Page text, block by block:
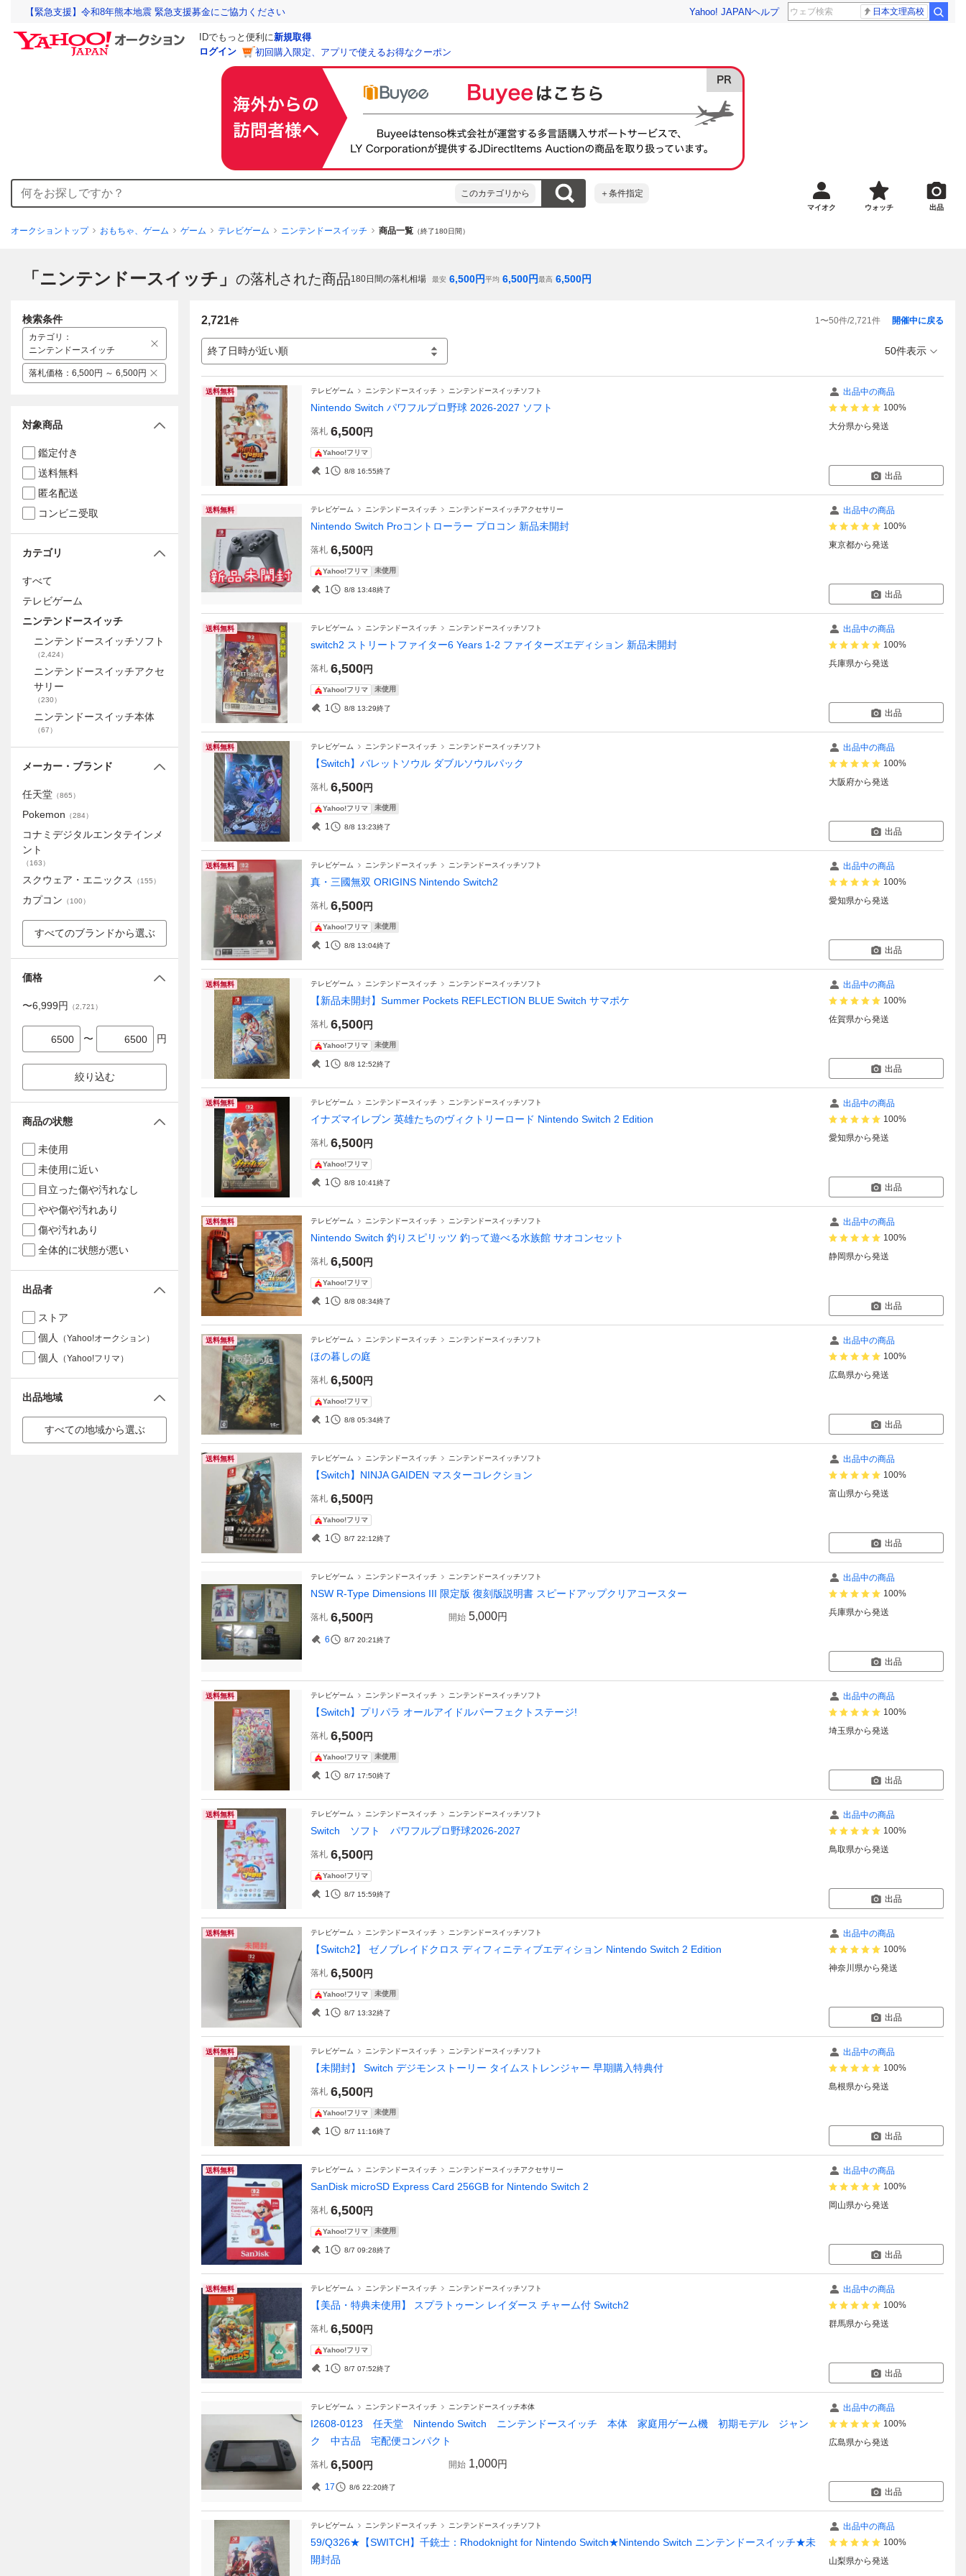
【緊急支援】令和8年熊本地震 緊急支援募金にご協力ください Yahoo! JAPANヘルプ 日本文理高校
IDでもっと便利に新規取得
ログイン
初回購入限定、アプリで使えるお得なクーポン
このカテゴリから ＋条件指定
マイオク ウォッチ 出品
オークショントップ おもちゃ、ゲーム ゲーム テレビゲーム ニンテンドースイッチ 商品一覧 （終了180日間）
「ニンテンドースイッチ」 の落札された商品180日間の落札相場 最安 6,500円平均 6,500円最高 6,500円
2,721件 1〜50件/2,721件
終了日時が近い順
開催中に戻る
50件表示
送料無料 テレビゲーム ニンテンドースイッチ ニンテンドースイッチソフト
Nintendo Switch パワフルプロ野球 2026-2027 ソフト
落札 6,500円
Yahoo!フリマ
1 8/8 16:55終了
出品中の商品
100%
大分県から発送
出品
送料無料 テレビゲーム ニンテンドースイッチ ニンテンドースイッチアクセサリー
Nintendo Switch Proコントローラー プロコン 新品未開封
落札 6,500円
Yahoo!フリマ 未使用
1 8/8 13:48終了
出品中の商品
100%
東京都から発送
出品
送料無料 テレビゲーム ニンテンドースイッチ ニンテンドースイッチソフト
switch2 ストリートファイター6 Years 1-2 ファイターズエディション 新品未開封
落札 6,500円
Yahoo!フリマ 未使用
1 8/8 13:29終了
出品中の商品
100%
兵庫県から発送
出品
送料無料 テレビゲーム ニンテンドースイッチ ニンテンドースイッチソフト
【Switch】バレットソウル ダブルソウルパック
落札 6,500円
Yahoo!フリマ 未使用
1 8/8 13:23終了
出品中の商品
100%
大阪府から発送
出品
送料無料 テレビゲーム ニンテンドースイッチ ニンテンドースイッチソフト
真・三國無双 ORIGINS Nintendo Switch2
落札 6,500円
Yahoo!フリマ 未使用
1 8/8 13:04終了
出品中の商品
100%
愛知県から発送
出品
送料無料 テレビゲーム ニンテンドースイッチ ニンテンドースイッチソフト
【新品未開封】Summer Pockets REFLECTION BLUE Switch サマポケ
落札 6,500円
Yahoo!フリマ 未使用
1 8/8 12:52終了
出品中の商品
100%
佐賀県から発送
出品
送料無料 テレビゲーム ニンテンドースイッチ ニンテンドースイッチソフト
イナズマイレブン 英雄たちのヴィクトリーロード Nintendo Switch 2 Edition
落札 6,500円
Yahoo!フリマ
1 8/8 10:41終了
出品中の商品
100%
愛知県から発送
出品
送料無料 テレビゲーム ニンテンドースイッチ ニンテンドースイッチソフト
Nintendo Switch 釣りスピリッツ 釣って遊べる水族館 サオコンセット
落札 6,500円
Yahoo!フリマ
1 8/8 08:34終了
出品中の商品
100%
静岡県から発送
出品
送料無料 テレビゲーム ニンテンドースイッチ ニンテンドースイッチソフト
ほの暮しの庭
落札 6,500円
Yahoo!フリマ
1 8/8 05:34終了
出品中の商品
100%
広島県から発送
出品
送料無料 テレビゲーム ニンテンドースイッチ ニンテンドースイッチソフト
【Switch】NINJA GAIDEN マスターコレクション
落札 6,500円
Yahoo!フリマ
1 8/7 22:12終了
出品中の商品
100%
富山県から発送
出品
テレビゲーム ニンテンドースイッチ ニンテンドースイッチソフト
NSW R-Type Dimensions III 限定版 復刻版説明書 スピードアップクリアコースター
落札 6,500円 開始 5,000円
6 8/7 20:21終了
出品中の商品
100%
兵庫県から発送
出品
送料無料 テレビゲーム ニンテンドースイッチ ニンテンドースイッチソフト
【Switch】プリパラ オールアイドルパーフェクトステージ!
落札 6,500円
Yahoo!フリマ 未使用
1 8/7 17:50終了
出品中の商品
100%
埼玉県から発送
出品
送料無料 テレビゲーム ニンテンドースイッチ ニンテンドースイッチソフト
Switch ソフト パワフルプロ野球2026-2027
落札 6,500円
Yahoo!フリマ
1 8/7 15:59終了
出品中の商品
100%
鳥取県から発送
出品
送料無料 テレビゲーム ニンテンドースイッチ ニンテンドースイッチソフト
【Switch2】 ゼノブレイドクロス ディフィニティブエディション Nintendo Switch 2 Edition
落札 6,500円
Yahoo!フリマ 未使用
1 8/7 13:32終了
出品中の商品
100%
神奈川県から発送
出品
送料無料 テレビゲーム ニンテンドースイッチ ニンテンドースイッチソフト
【未開封】 Switch デジモンストーリー タイムストレンジャー 早期購入特典付
落札 6,500円
Yahoo!フリマ 未使用
1 8/7 11:16終了
出品中の商品
100%
島根県から発送
出品
送料無料 テレビゲーム ニンテンドースイッチ ニンテンドースイッチアクセサリー
SanDisk microSD Express Card 256GB for Nintendo Switch 2
落札 6,500円
Yahoo!フリマ 未使用
1 8/7 09:28終了
出品中の商品
100%
岡山県から発送
出品
送料無料 テレビゲーム ニンテンドースイッチ ニンテンドースイッチソフト
【美品・特典未使用】 スプラトゥーン レイダース チャーム付 Switch2
落札 6,500円
Yahoo!フリマ
1 8/7 07:52終了
出品中の商品
100%
群馬県から発送
出品
テレビゲーム ニンテンドースイッチ ニンテンドースイッチ本体
I2608-0123 任天堂 Nintendo Switch ニンテンドースイッチ 本体 家庭用ゲーム機 初期モデル ジャン
ク 中古品 宅配便コンパクト
落札 6,500円 開始 1,000円
17 8/6 22:20終了
出品中の商品
100%
広島県から発送
出品
テレビゲーム ニンテンドースイッチ ニンテンドースイッチソフト
59/Q326★【SWITCH】千銃士：Rhodoknight for Nintendo Switch★Nintendo Switch ニンテンドースイッチ★未
開封品
出品中の商品
100%
山梨県から発送
検索条件
カテゴリ ：
ニンテンドースイッチ
落札価格 ： 6,500円 ～ 6,500円
対象商品
鑑定付き
送料無料
匿名配送
コンビニ受取
カテゴリ
すべて
テレビゲーム
ニンテンドースイッチ
ニンテンドースイッチソフト
（2,424）
ニンテンドースイッチアクセ
サリー
（230）
ニンテンドースイッチ本体
（67）
メーカー・ブランド
任天堂 （865）
Pokemon （284）
コナミデジタルエンタテインメ
ント
（163）
スクウェア・エニックス （155）
カプコン （100）
すべてのブランドから選ぶ
価格
〜6,999円 （2,721 ）
〜 円
絞り込む
商品の状態
未使用
未使用に近い
目立った傷や汚れなし
やや傷や汚れあり
傷や汚れあり
全体的に状態が悪い
出品者
ストア
個人
（Yahoo!オークション）
個人 （Yahoo!フリマ）
出品地域
すべての地域から選ぶ